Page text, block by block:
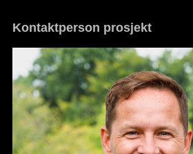
Kontaktperson prosjekt